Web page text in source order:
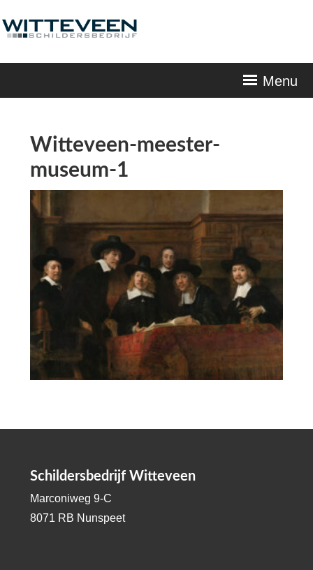
Menu
Witteveen-meester-
museum-1
Schildersbedrijf Witteveen
Marconiweg 9-C
8071 RB Nunspeet